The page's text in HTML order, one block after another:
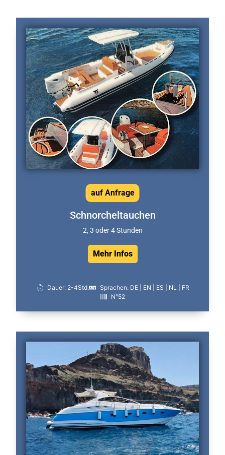
Schnorcheltauchen
2, 3 oder 4 Stunden
Mehr Infos
auf Anfrage
Dauer: 2-4Std.
Sprachen: DE | EN | ES | NL | FR
N°52